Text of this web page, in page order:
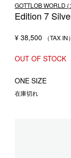
GOTTLOB WORLD
Edition 7
¥ 38,500
OUT OF STOCK
ONE SIZE
在庫切れ